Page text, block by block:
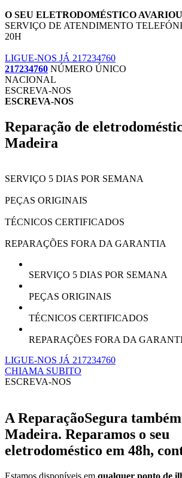
O SEU ELETRODOMÉSTICO
SERVIÇO DE ATENDIMENTO
20H
LIGUE-NOS JÁ 217234760
217234760 NÚMERO ÚNICO
NACIONAL
ESCREVA-NOS
ESCREVA-NOS
Reparação de
Madeira
SERVIÇO 5 DIAS POR SEMANA
PEÇAS ORIGINAIS
TÉCNICOS CERTIFICADOS
REPARAÇÕES FORA DA GARANTIA
SERVIÇO 5 DIAS POR SEMANA
PEÇAS ORIGINAIS
TÉCNICOS CERTIFICADOS
REPARAÇÕES FORA DA
LIGUE-NOS JÁ 217234760
CHIAMA SUBITO
ESCREVA-NOS
A ReparaçãoSegura
Madeira. Reparamos o seu
eletrodoméstico em 48h,